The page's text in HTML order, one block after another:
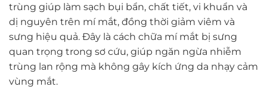
trùng giúp làm sạch bụi bẩn, chất tiết, vi khuẩn và
dị nguyên trên mí mắt, đồng thời giảm viêm và
sưng hiệu quả. Đây là cách chữa mí mắt bị sưng
quan trọng trong sơ cứu, giúp ngăn ngừa nhiễm
trùng lan rộng mà không gây kích ứng da nhạy cảm
vùng mắt.